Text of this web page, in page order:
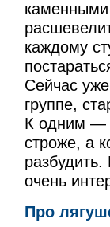
каждому
Сейчас
группе,
К одним —
строже, а
очень
Про